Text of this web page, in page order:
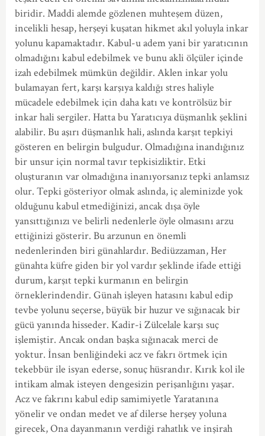
biridir. Maddi alemde gözlenen muhteşem düzen,
incelikli hesap, herşeyi kuşatan hikmet akıl yoluyla inkar
yolunu kapamaktadır. Kabul-u adem yani bir yaratıcının
olmadığını kabul edebilmek ve bunu akli ölçüler içinde
izah edebilmek mümkün değildir. Aklen inkar yolu
bulamayan fert, karşı karşıya kaldığı stres haliyle
mücadele edebilmek için daha katı ve kontrölsüz bir
inkar hali sergiler. Hatta bu Yaratıcıya düşmanlık şeklini
alabilir. Bu aşırı düşmanlık hali, aslında karşıt tepkiyi
gösteren en belirgin bulgudur. Olmadığına inandığınız
bir unsur için normal tavır tepkisizliktir. Etki
oluşturanın var olmadığına inanıyorsanız tepki anlamsız
olur. Tepki gösteriyor olmak aslında, iç aleminizde yok
olduğunu kabul etmediğinizi, ancak dışa öyle
yansıttığınızı ve belirli nedenlerle öyle olmasını arzu
ettiğinizi gösterir. Bu arzunun en önemli
nedenlerinden biri günahlardır. Bediüzzaman, Her
günahta küfre giden bir yol vardır şeklinde ifade ettiği
durum, karşıt tepki kurmanın en belirgin
örneklerindendir. Günah işleyen hatasını kabul edip
tevbe yolunu seçerse, büyük bir huzur ve sığınacak bir
gücü yanında hisseder. Kadir-i Zülcelale karşı suç
işlemiştir. Ancak ondan başka sığınacak merci de
yoktur. İnsan benliğindeki acz ve fakrı örtmek için
tekebbür ile isyan ederse, sonuç hüsrandır. Kırık kol ile
intikam almak isteyen dengesizin perişanlığını yaşar.
Acz ve fakrını kabul edip samimiyetle Yaratanına
yönelir ve ondan medet ve af dilerse herşey yoluna
girecek, Ona dayanmanın verdiği rahatlık ve inşirah